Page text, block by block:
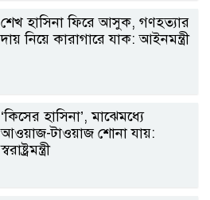
শেখ হাসিনা ফিরে আসুক, গণহত্যার
দায় নিয়ে কারাগারে যাক: আইনমন্ত্রী
‘কিসের হাসিনা’, মাঝেমধ্যে
আওয়াজ-টাওয়াজ শোনা যায়:
স্বরাষ্ট্রমন্ত্রী